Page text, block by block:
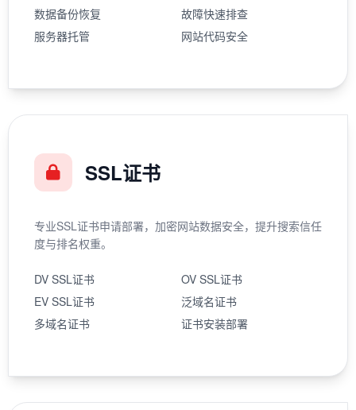
数据备份恢复
故障快速排查
服务器托管
网站代码安全
SSL证书
专业SSL证书申请部署，加密网站数据安全，提升搜索信任
度与排名权重。
DV SSL证书
OV SSL证书
EV SSL证书
泛域名证书
多域名证书
证书安装部署